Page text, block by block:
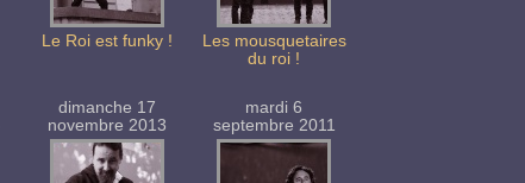
Le Roi est funky !
Les mousquetaires
du roi !
dimanche 17
novembre 2013
mardi 6
septembre 2011